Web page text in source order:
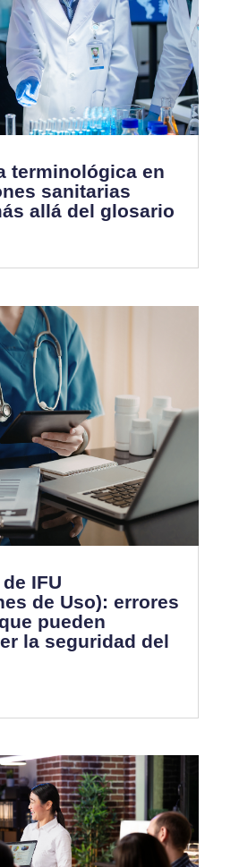
terminológica en
sanitarias
allá del glosario
IFU
de Uso): errores
pueden
la seguridad del